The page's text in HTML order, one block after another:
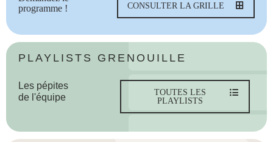
programme !
CONSULTER LA GRILLE
PLAYLISTS GRENOUILLE
Les pépites
de l'équipe
TOUTES LES
PLAYLISTS